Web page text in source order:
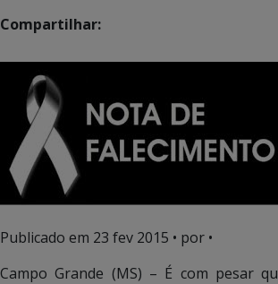
Compartilhar:
Publicado em 23 fev 2015 • por •
Campo Grande (MS) – É com pesar